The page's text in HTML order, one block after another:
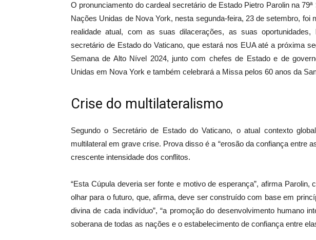
O pronunciamento do cardeal secretário de Estado Pietro Parolin na
Nações Unidas de Nova York, nesta segunda-feira, 23 de setembro, foi
realidade atual, com as suas dilacerações, as suas
secretário de Estado do Vaticano, que estará nos EUA até a próxima
Semana de Alto Nível 2024, junto com chefes de Estado e de
Unidas em Nova York e também celebrará a Missa pelos 60 anos da
Crise do multilateralismo
Segundo o Secretário de Estado do Vaticano, o atual contexto
multilateral em grave crise. Prova disso é a “erosão da confiança entre
crescente intensidade dos conflitos.
“Esta Cúpula deveria ser fonte e motivo de esperança”, afirma Parolin,
olhar para o futuro, que, afirma, deve ser construído com base em
divina de cada indivíduo”, “a promoção do desenvolvimento humano
soberana de todas as nações e o estabelecimento de confiança entre